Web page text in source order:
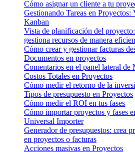
Cómo asignar un cliente a tu
Gestionando Tareas en Proyectos:
Kanban
Vista de planificación del
gestiona recursos de manera
Cómo crear y gestionar facturas
Documentos en proyectos
Comentarios en el panel lateral de
Costos Totales en Proyectos
Cómo medir el retorno de la
Tipos de presupuesto en Proyectos
Cómo medir el ROI en tus fases
Cómo importar proyectos y fases
Universal Importer
Generador de presupuestos: crea
en proyectos o facturas
Acciones masivas en Proyectos